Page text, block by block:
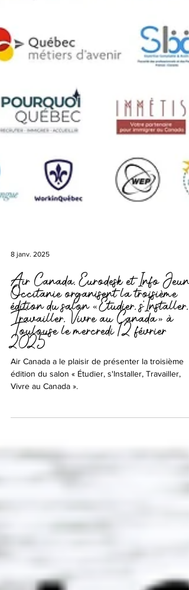
8 janv. 2025
Air Canada, Eurodesk et Info Jeunes
Occitanie organisent la troisième
édition du salon « Étudier, s'Installer,
Travailler, Vivre au Canada » à
Toulouse le mercredi 12 février
2025
Air Canada a le plaisir de présenter la troisième